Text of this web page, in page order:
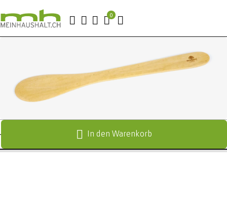
In den Warenkorb